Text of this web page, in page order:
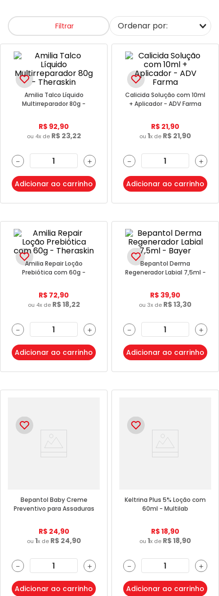
Filtrar
Amilia Talco Líquido
Multirreparador 80g -
R$ 92,90
ou 4x de R$ 23,22
＋
－
Adicionar ao carrinho
Calicida Solução com 10ml
+ Aplicador - ADV Farma
R$ 21,90
ou 1x de R$ 21,90
＋
－
Adicionar ao carrinho
Amilia Repair Loção
Prebiótica com 60g -
R$ 72,90
ou 4x de R$18,22
＋
－
Adicionar ao carrinho
Bepantol Derma
Regenerador Labial 7,5ml -
R$ 39,90
ou 3x de R$13,30
＋
－
Adicionar ao carrinho
Bepantol Baby Creme
Preventivo para Assaduras
R$ 24,90
ou 1x de R$ 24,90
＋
－
Adicionar ao carrinho
Keltrina Plus 5% Loção com
60ml - Multilab
R$18,90
ou 1x de R$18,90
＋
－
Adicionar ao carrinho